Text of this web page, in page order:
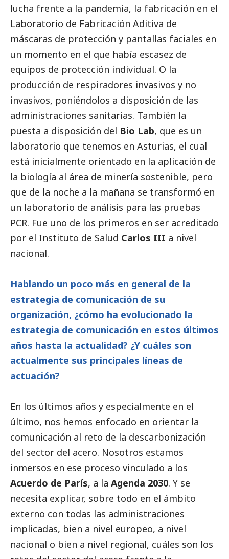
lucha frente a la pandemia, la fabricación en el
Laboratorio de Fabricación Aditiva de
máscaras de protección y pantallas faciales en
un momento en el que había escasez de
equipos de protección individual. O la
producción de respiradores invasivos y no
invasivos, poniéndolos a disposición de las
administraciones sanitarias. También la
puesta a disposición del Bio Lab, que es un
laboratorio que tenemos en Asturias, el cual
está inicialmente orientado en la aplicación de
la biología al área de minería sostenible, pero
que de la noche a la mañana se transformó en
un laboratorio de análisis para las pruebas
PCR. Fue uno de los primeros en ser acreditado
por el Instituto de Salud Carlos III a nivel
nacional.
Hablando un poco más en general de la
estrategia de comunicación de su
organización, ¿cómo ha evolucionado la
estrategia de comunicación en estos últimos
años hasta la actualidad? ¿Y cuáles son
actualmente sus principales líneas de
actuación?
En los últimos años y especialmente en el
último, nos hemos enfocado en orientar la
comunicación al reto de la descarbonización
del sector del acero. Nosotros estamos
inmersos en ese proceso vinculado a los
Acuerdo de París, a la Agenda 2030. Y se
necesita explicar, sobre todo en el ámbito
externo con todas las administraciones
implicadas, bien a nivel europeo, a nivel
nacional o bien a nivel regional, cuáles son los